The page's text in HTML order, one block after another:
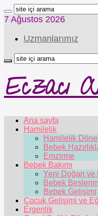
7 Ağustos 2026
Uzmanlarımız
Eczacı
Ana sayfa
Hamilelik
Hamilelik
Bebek
Emzirme
Bebek Bakımı
Yeni Doğan ve
Bebek
Bebek Gelişimi
Çocuk Gelişimi ve
Ergenlik